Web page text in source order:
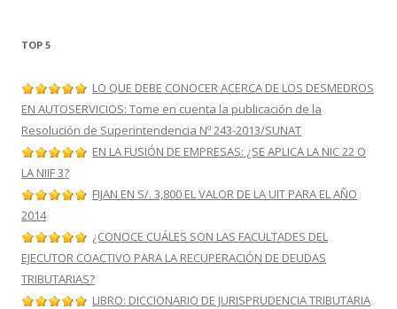
TOP 5
LO QUE DEBE CONOCER ACERCA DE LOS DESMEDROS
EN AUTOSERVICIOS: Tome en cuenta la publicación de la
Resolución de Superintendencia Nº 243-2013/SUNAT
EN LA FUSIÓN DE EMPRESAS: ¿SE APLICA LA NIC 22 O
LA NIIF 3?
FIJAN EN S/. 3,800 EL VALOR DE LA UIT PARA EL AÑO
2014
¿CONOCE CUÁLES SON LAS FACULTADES DEL
EJECUTOR COACTIVO PARA LA RECUPERACIÓN DE DEUDAS
TRIBUTARIAS?
LIBRO: DICCIONARIO DE JURISPRUDENCIA TRIBUTARIA